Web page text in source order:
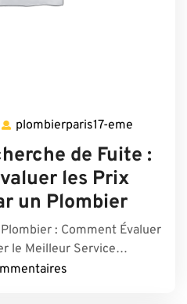
30
janvier
plombierparis17-eme
de Fuite :
les Prix
un Plombier
: Comment Évaluer
le Meilleur Service…